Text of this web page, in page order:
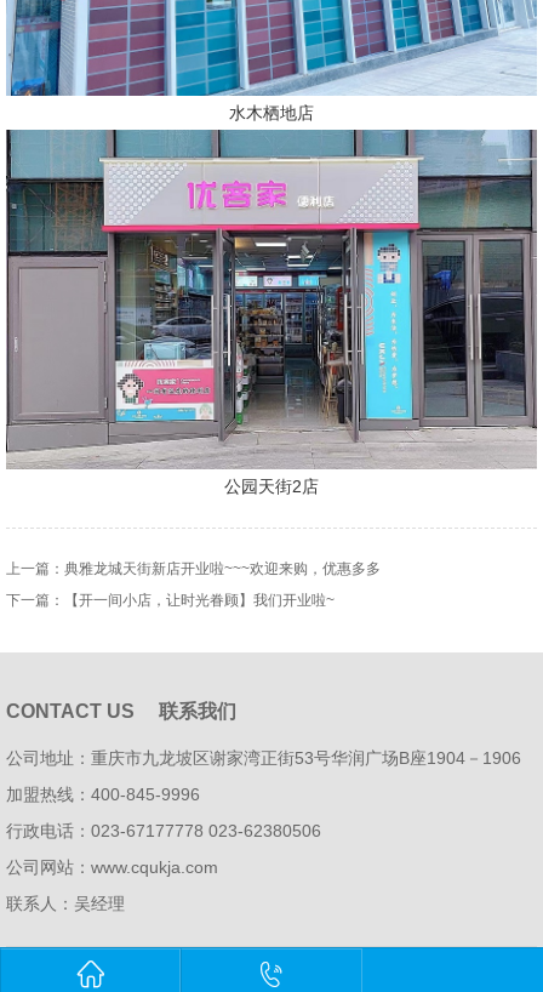
水木栖地店
公园天街2店
上一篇： 典雅龙城天街新店开业啦~~~欢迎来购，优惠多多
下一篇：
【开一间小店，让时光眷顾】我们开业啦~
CONTACT US 联系我们
公司地址：重庆市九龙坡区谢家湾正街53号华润广场B座1904－1906
加盟热线：400-845-9996
行政电话：023-67177778 023-62380506
公司网站：www.cqukja.com
联系人：吴经理
 